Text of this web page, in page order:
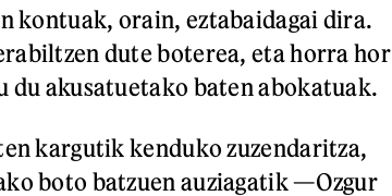
kontuak, orain, eztabaidagai dira.
dute boterea, eta horra hor
du akusatuetako baten abokatuak.
kargutik kenduko zuzendaritza,
boto batzuen auziagatik —Ozgur